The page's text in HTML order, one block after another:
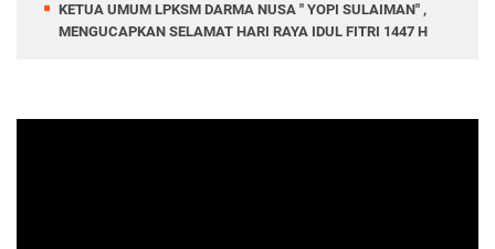
KETUA UMUM LPKSM DARMA NUSA " YOPI SULAIMAN" ,
MENGUCAPKAN SELAMAT HARI RAYA IDUL FITRI 1447 H